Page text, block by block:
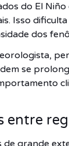
do El Niño
Isso
dos
se
entre
de grande